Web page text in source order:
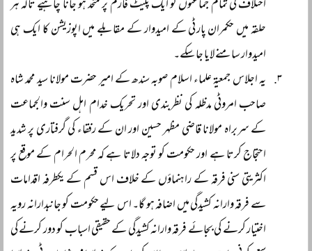
اختلاف کی تمام جماعتوں کو ایک پلیٹ فارم پر متحد ہو جانا چاہیے تاکہ ہر
حلقہ میں حکمران پارٹی کے امیدوار کے مقابلے میں اپوزیشن کا ایک ہی
امیدوار سامنے لایا جا سکے۔
یہ اجلاس جمعیۃ علماء اسلام صوبہ سندھ کے امیر حضرت مولانا سید محمد شاہ
صاحب امروٹی مدظلہ کی نظربندی اور تحریک خدام اہل سنت والجماعت
کے سربراہ مولانا قاضی مظہر حسین اور ان کے رفقاء کی گرفتاری پر شدید
احتجاج کرتا ہے اور حکومت کو توجہ دلاتا ہے کہ محرم الحرام کے موقع پر
اکثریتی سنی فرقہ کے راہنماؤں کے خلاف اس قسم کے یکطرفہ اقدامات
سے فرقہ وارانہ کشیدگی میں اضافہ ہو گا۔ اس لیے حکومت کو جانبدارانہ رویہ
اختیار کرنے کی بجائے فرقہ وارانہ کشیدگی کے حقیقی اسباب کو دور کرنے کی